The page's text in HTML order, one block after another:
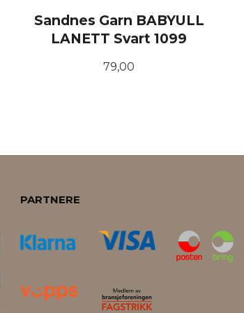
Sandnes Garn BABYULL
LANETT Svart 1099
Pris
79,00
PARTNERE